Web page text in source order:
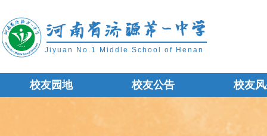
Jiyuan No.1 Middle School of Henan
校友园地 校友公告 校友